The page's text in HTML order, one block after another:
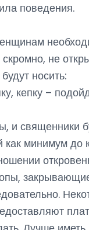
поведения.
не
носить:
кепку –
и священники
минимум до